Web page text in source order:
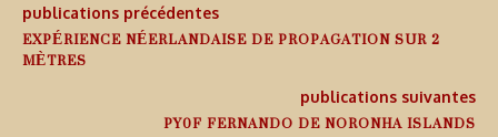
publications précédentes
EXPÉRIENCE NÉERLANDAISE DE PROPAGATION SUR 2
MÈTRES
publications suivantes
PY0F FERNANDO DE NORONHA ISLANDS